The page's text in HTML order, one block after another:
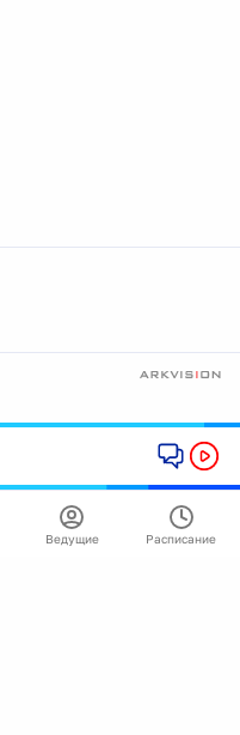
Ведущие Расписание